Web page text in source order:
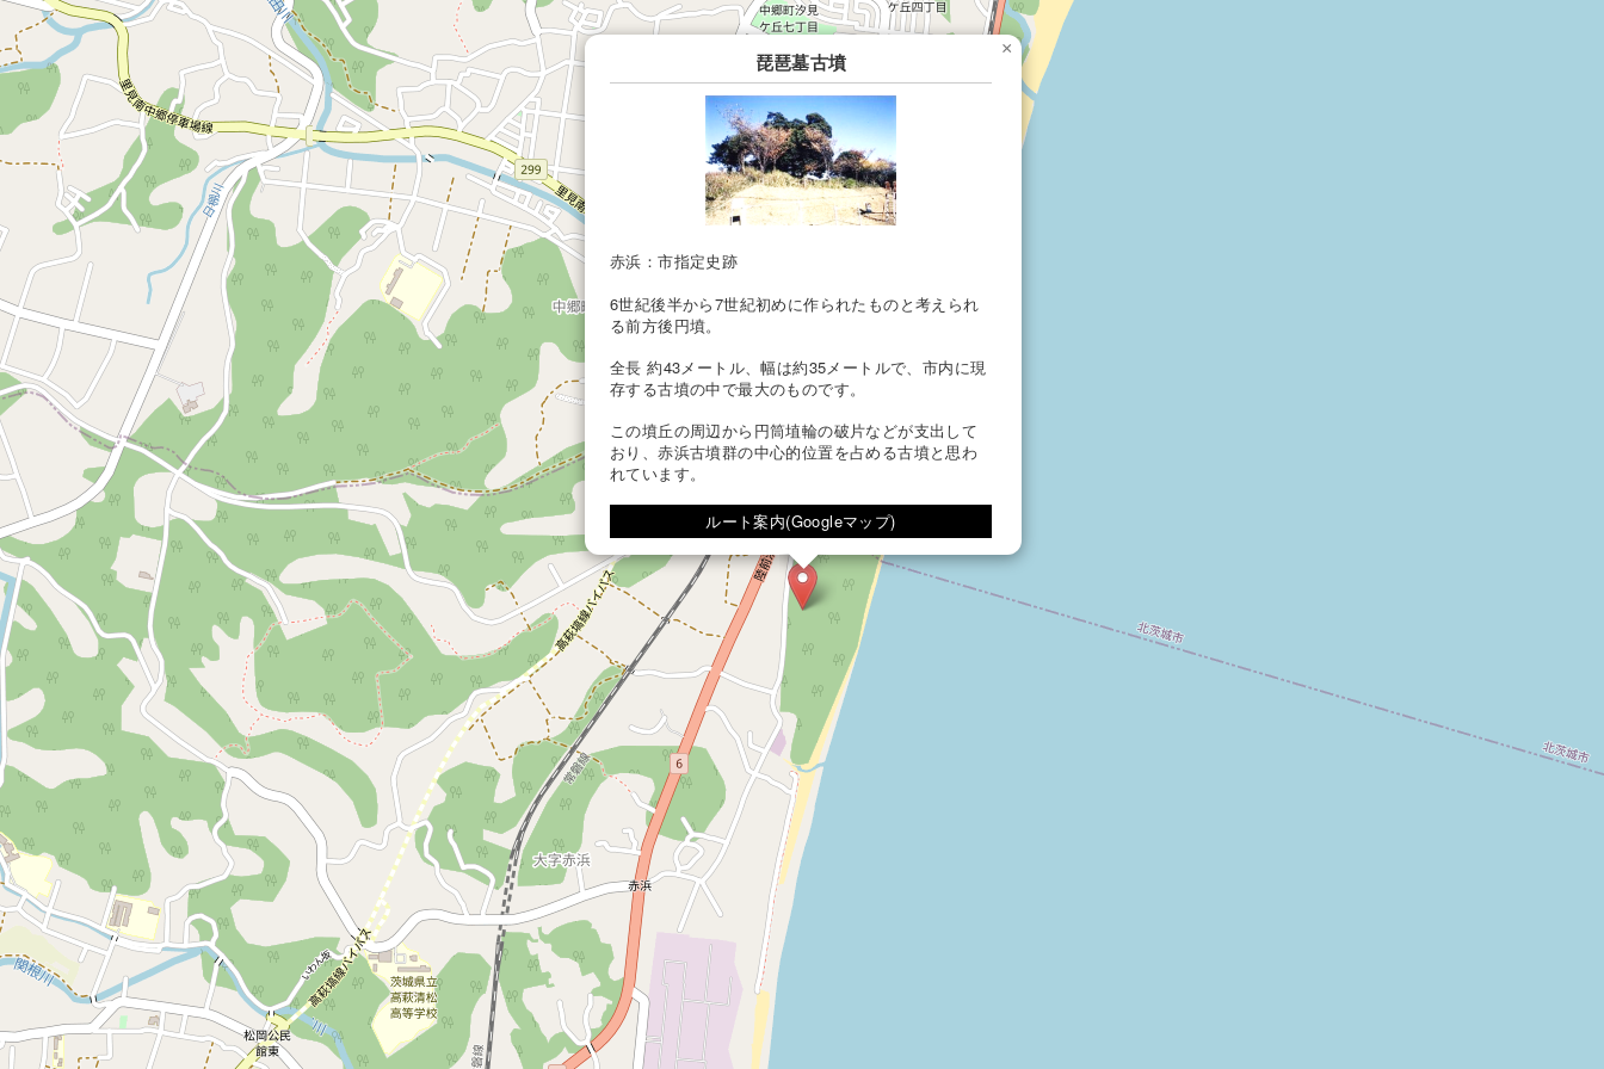
琵琶墓古墳
赤浜：市指定史跡
6世紀後半から7世紀初めに作られたものと考えられ
る前方後円墳。
全長 約43メートル、幅は約35メートルで、市内に現
存する古墳の中で最大のものです。
この墳丘の周辺から円筒埴輪の破片などが支出して
おり、赤浜古墳群の中心的位置を占める古墳と思わ
れています。
ルート案内(Googleマップ)
×